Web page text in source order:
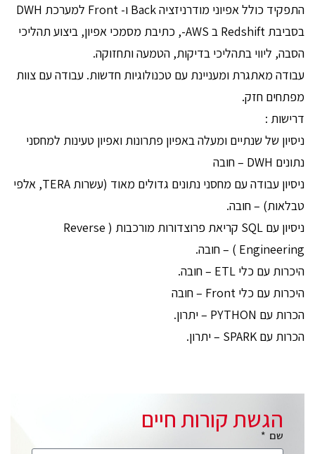
התפקיד כולל אפיוני מודרניזציה Back ו- Front למערכת DWH
בסביבת Redshift ב AWS-, כתיבת מסמכי אפיון, ביצוע תהליכי
הסבה, ליווי בתהליכי בדיקות, הטמעה ותחזוקה.
עבודה מאתגרת ומעניינת עם טכנולוגיות חדשות. עבודה עם צוות
מפתחים חזק.
דרישות :
ניסיון של שנתיים ומעלה באפיון פתרונות ואפיון טעינות למחסני
נתונים DWH – חובה
ניסיון עבודה עם מחסני נתונים גדולים מאוד (עשרות TERA, אלפי
טבלאות) – חובה.
ניסיון עם SQL קריאת פרוצדורות מורכבות ( Reverse
Engineering ) – חובה.
היכרות עם כלי ETL – חובה.
היכרות עם כלי Front – חובה
הכרות עם PYTHON – יתרון.
הכרות עם SPARK – יתרון.
הגשת קורות חיים
שם